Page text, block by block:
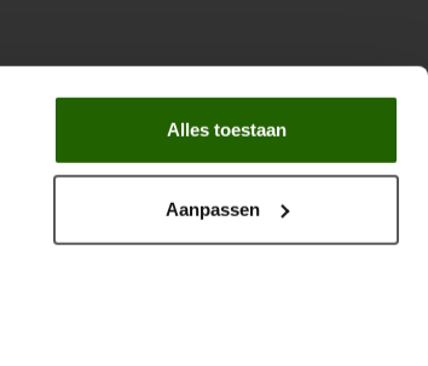
Alles toestaan
Aanpassen